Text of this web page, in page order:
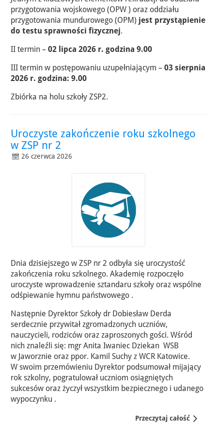
przygotowania wojskowego (OPW ) oraz oddziału
przygotowania mundurowego (OPM) jest przystąpienie
do testu sprawności fizycznej.
II termin –02 lipca 2026 r. godzina 9.00
III termin w postępowaniu uzupełniającym –03 sierpnia
2026 r. godzina: 9.00
Zbiórka na holu szkoły ZSP2.
Uroczyste zakończenie roku szkolnego
w ZSP nr 2
26 czerwca 2026
Dnia dzisiejszego w ZSP nr 2 odbyła się uroczystość
zakończenia roku szkolnego. Akademię rozpoczęło
uroczyste wprowadzenie sztandaru szkoły oraz wspólne
odśpiewanie hymnu państwowego .
Następnie Dyrektor Szkoły dr Dobiesław Derda ‍
serdecznie przywitał zgromadzonych uczniów,
nauczycieli, rodziców oraz zaproszonych gości. Wśród
nich znaleźli się: mgr Anita Iwaniec Dziekan WSB
w Jaworznie oraz ppor. Kamil Suchy z WCR Katowice.
W swoim przemówieniu Dyrektor podsumował mijający
rok szkolny, pogratulował uczniom osiągniętych
sukcesów oraz życzył wszystkim bezpiecznego i udanego
wypoczynku .
Przeczytaj całość